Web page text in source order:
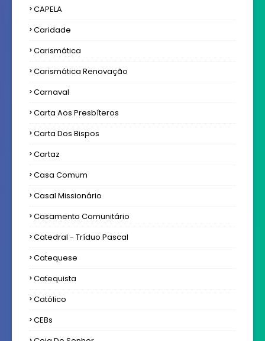
CAPELA
Caridade
Carismática
Carismática Renovação
Carnaval
Carta Aos Presbíteros
Carta Dos Bispos
Cartaz
Casa Comum
Casal Missionário
Casamento Comunitário
Catedral - Tríduo Pascal
Catequese
Catequista
Católico
CEBs